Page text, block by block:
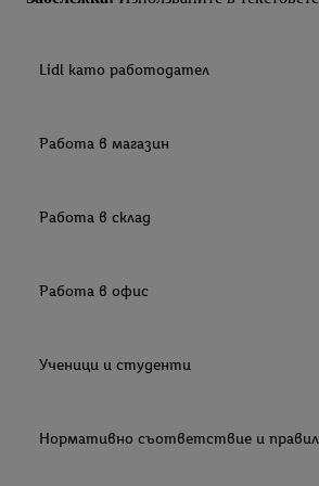
Lidl като работодател
Работа в магазин
Работа в склад
Работа в офис
Ученици и студенти
Нормативно съответствие и